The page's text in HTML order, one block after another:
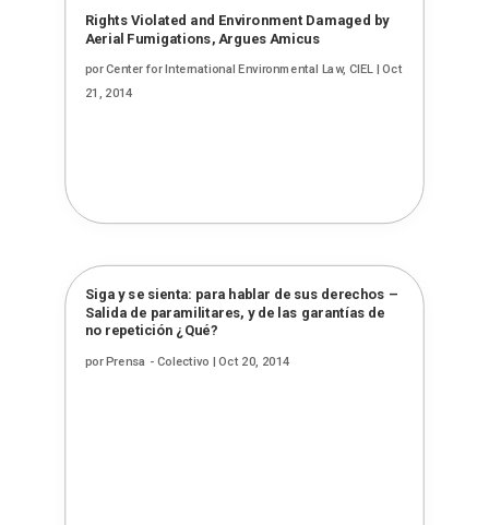
Rights Violated and Environment Damaged by
Aerial Fumigations, Argues Amicus
porCenter for International Environmental Law, CIEL | Oct
21, 2014
Siga y se sienta: para hablar de sus derechos –
Salida de paramilitares, y de las garantías de
no repetición ¿Qué?
porPrensa - Colectivo | Oct 20, 2014